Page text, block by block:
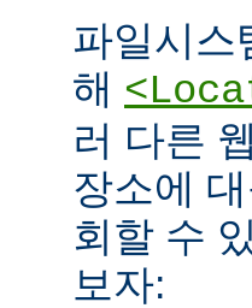
파일시스
해
러 다른
장소에
회할 수
보자: